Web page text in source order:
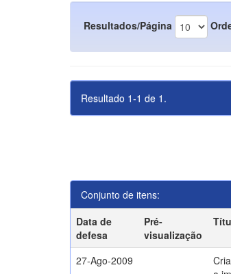
Resultados/Página
Resultado 1-1 de 1.
Conjunto de itens:
Data de
defesa
Pré-
visualização
27-Ago-2009